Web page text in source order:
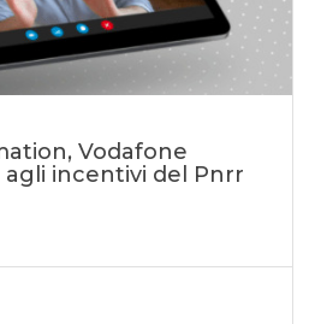
Vodafone
agli incentivi del Pnrr